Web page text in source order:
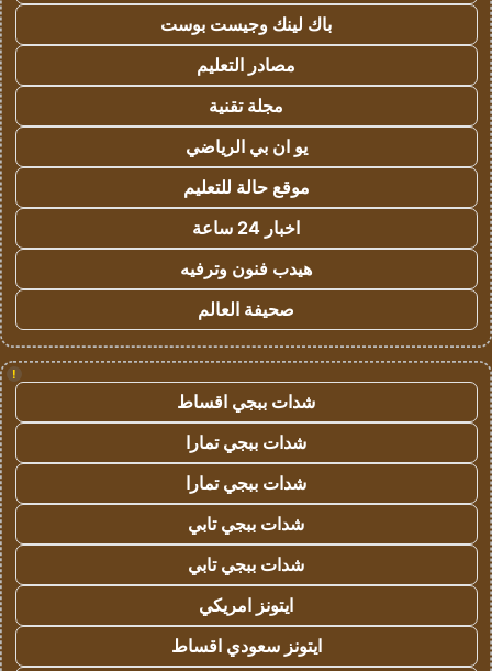
باك لينك وجيست بوست
مصادر التعليم
مجلة تقنية
يو ان بي الرياضي
موقع حالة للتعليم
اخبار 24 ساعة
هيدب فنون وترفيه
صحيفة العالم
!
شدات ببجي اقساط
شدات ببجي تمارا
شدات ببجي تمارا
شدات ببجي تابي
شدات ببجي تابي
ايتونز امريكي
ايتونز سعودي اقساط